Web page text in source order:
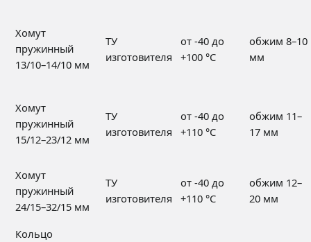
Хомут
пружинный
13/10–14/10 мм
ТУ
изготовителя
от -40 до
+100 °C
обжим 8–10
мм
Хомут
пружинный
15/12–23/12 мм
ТУ
изготовителя
от -40 до
+110 °C
обжим 11–
17 мм
Хомут
пружинный
24/15–32/15 мм
ТУ
изготовителя
от -40 до
+110 °C
обжим 12–
20 мм
Кольцо